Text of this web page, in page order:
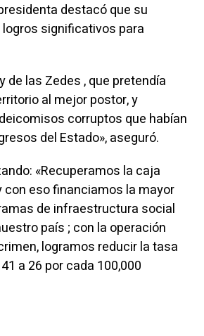
destacó que su
significativos para
de las Zedes , que pretendía
al mejor postor, y
corruptos que habían
del Estado», aseguró.
«Recuperamos la caja
con eso financiamos la mayor
de infraestructura social
país ; con la operación
logramos reducir la tasa
a 26 por cada 100,000